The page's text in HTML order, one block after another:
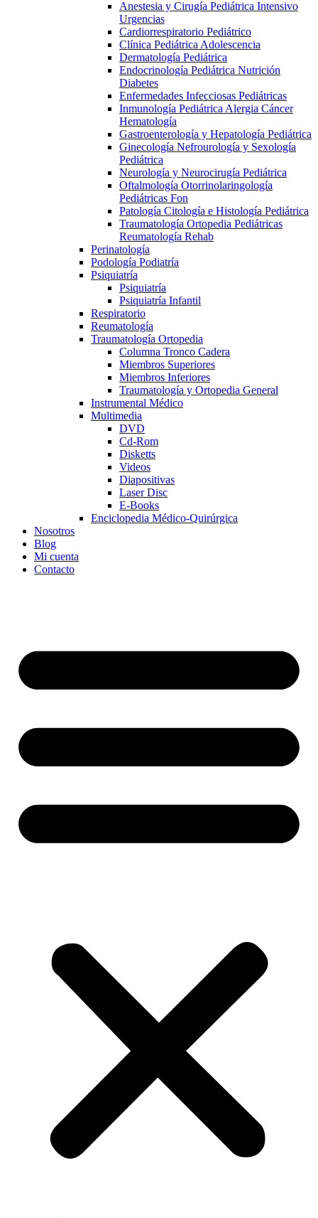
Anestesia y Cirugía Pediátrica Intensivo
Urgencias
Cardiorrespiratorio Pediátrico
Clínica Pediátrica Adolescencia
Dermatología Pediátrica
Endocrinología Pediátrica Nutrición
Diabetes
Enfermedades Infecciosas Pediátricas
Inmunología Pediátrica Alergia Cáncer
Hematología
Gastroenterología y Hepatología Pediátrica
Ginecología Nefrourología y Sexología
Pediátrica
Neurología y Neurocirugía Pediátrica
Oftalmología Otorrinolaringología
Pediátricas Fon
Patología Citología e Histología Pediátrica
Traumatología Ortopedia Pediátricas
Reumatología Rehab
Perinatología
Podología Podiatría
Psiquiatría
Psiquiatría
Psiquiatría Infantil
Respiratorio
Reumatología
Traumatología Ortopedia
Columna Tronco Cadera
Miembros Superiores
Miembros Inferiores
Traumatología y Ortopedia General
Instrumental Médico
Multimedia
DVD
Cd-Rom
Disketts
Videos
Diapositivas
Laser Disc
E-Books
Enciclopedia Médico-Quirúrgica
Nosotros
Blog
Mi cuenta
Contacto